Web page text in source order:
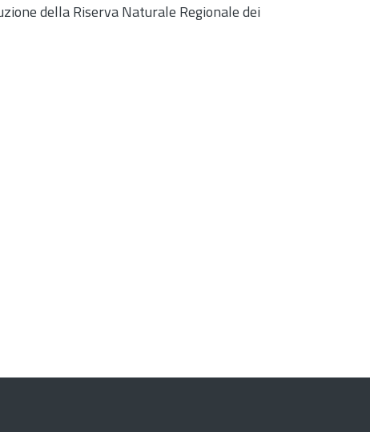
della Riserva Naturale Regionale dei